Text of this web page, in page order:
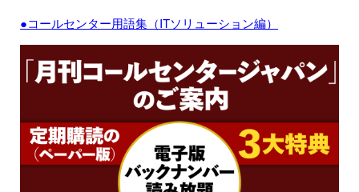
●コールセンター用語集（ITソリューション編）